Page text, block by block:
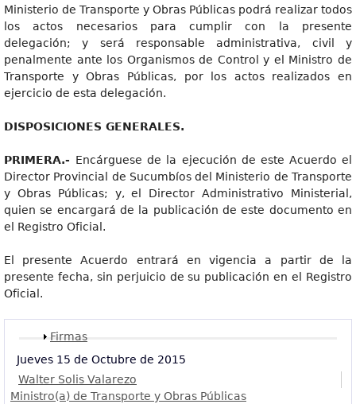
Ministerio de Transporte y Obras Públicas podrá realizar todos
los actos necesarios para cumplir con la presente
delegación; y será responsable administrativa, civil y
penalmente ante los Organismos de Control y el Ministro de
Transporte y Obras Públicas, por los actos realizados en
ejercicio de esta delegación.
DISPOSICIONES GENERALES.
PRIMERA.- Encárguese de la ejecución de este Acuerdo el
Director Provincial de Sucumbíos del Ministerio de Transporte
y Obras Públicas; y, el Director Administrativo Ministerial,
quien se encargará de la publicación de este documento en
el Registro Oficial.
El presente Acuerdo entrará en vigencia a partir de la
presente fecha, sin perjuicio de su publicación en el Registro
Oficial.
Mostrar
Firmas
Jueves 15 de Octubre de 2015
Walter Solis Valarezo
Ministro(a) de Transporte y Obras Públicas